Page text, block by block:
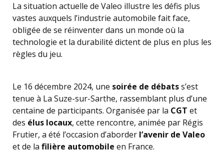
La situation actuelle de Valeo illustre les défis plus
vastes auxquels l’industrie automobile fait face,
obligée de se réinventer dans un monde où la
technologie et la durabilité dictent de plus en plus les
règles du jeu.
Le 16 décembre 2024, une soirée de débatss’est
tenue à La Suze-sur-Sarthe, rassemblant plus d’une
centaine de participants. Organisée par la CGT et
des élus locaux, cette rencontre, animée par Régis
Frutier, a été l’occasion d’aborder l’avenir de Valeo
et de la filière automobile en France.